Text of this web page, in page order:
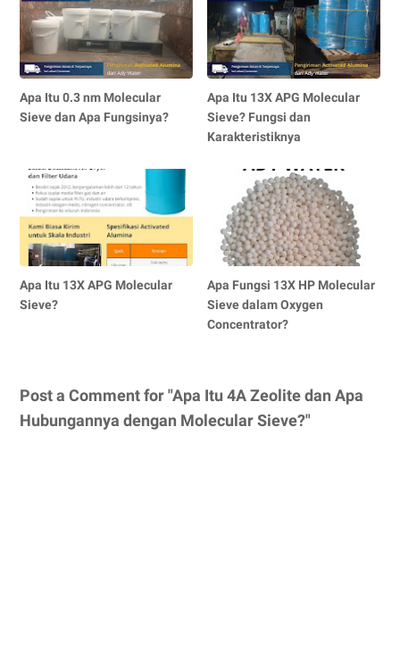
Apa Itu 0.3 nm Molecular
Sieve dan Apa Fungsinya?
Apa Itu 13X APG Molecular
Sieve? Fungsi dan
Karakteristiknya
Apa Itu 13X APG Molecular
Sieve?
Apa Fungsi 13X HP Molecular
Sieve dalam Oxygen
Concentrator?
Post a Comment for "Apa Itu 4A Zeolite dan Apa
Hubungannya dengan Molecular Sieve?"